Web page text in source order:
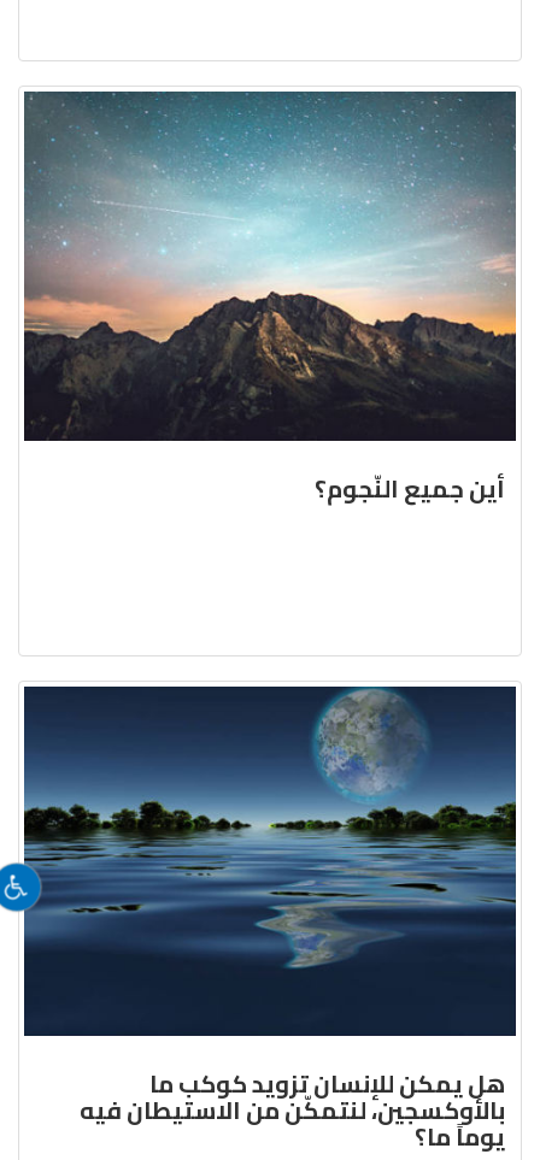
أين جميع النّجوم؟
هل يمكن للإنسان تزويد كوكب ما
بالأوكسجين، لنتمكّن من الاستيطان فيه
يوماً ما؟